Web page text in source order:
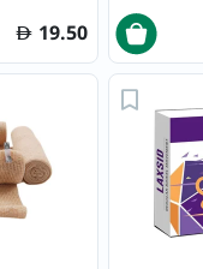
19.50